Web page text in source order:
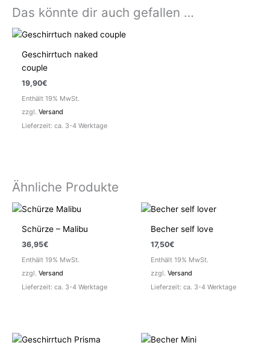
Das könnte dir auch gefallen …
Geschirrtuch naked
couple
19,90€
Enthält 19% MwSt.
zzgl.Versand
Lieferzeit: ca. 3-4 Werktage
Ähnliche Produkte
Schürze – Malibu
36,95€
Enthält 19% MwSt.
zzgl.Versand
Lieferzeit: ca. 3-4 Werktage
Becher self love
17,50€
Enthält 19% MwSt.
zzgl.Versand
Lieferzeit: ca. 3-4 Werktage